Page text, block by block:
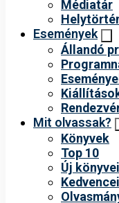
Médiatár
Események
Állandó
Mit olvassak?
Könyvek
Top 10
Új